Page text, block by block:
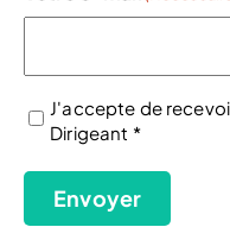
(Nécessaire)
J'accepte de
Dirigeant *
Envoyer